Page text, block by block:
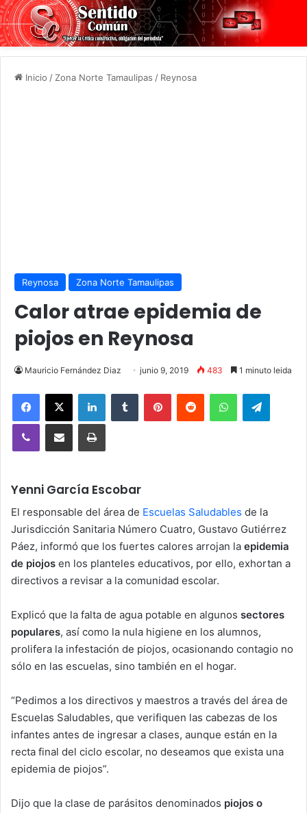
Inicio / Zona Norte Tamaulipas / Reynosa
Reynosa Zona Norte Tamaulipas
Calor atrae epidemia de
piojos en Reynosa
Mauricio Fernández Diaz junio 9, 2019 483 1 minuto leida
Facebook
X LinkedInTumblr PinterestReddit WhatsApp
Viber Compartir vía email Imprimir
Yenni García Escobar
El responsable del área de Escuelas Saludables de la
Jurisdicción Sanitaria Número Cuatro, Gustavo Gutiérrez
Páez, informó que los fuertes calores arrojan la epidemia
de piojos en los planteles educativos, por ello, exhortan a
directivos a revisar a la comunidad escolar.
Explicó que la falta de agua potable en algunos sectores
populares, así como la nula higiene en los alumnos,
prolifera la infestación de piojos, ocasionando contagio no
sólo en las escuelas, sino también en el hogar.
“Pedimos a los directivos y maestros a través del área de
Escuelas Saludables, que verifiquen las cabezas de los
infantes antes de ingresar a clases, aunque están en la
recta final del ciclo escolar, no deseamos que exista una
epidemia de piojos”.
Dijo que la clase de parásitos denominados piojos o